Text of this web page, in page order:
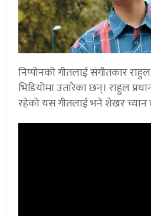
निप्पोनको गीतलाई संगीतकार
भिडियोमा उतारेका छन्। राहुल
रहेको यस गीतलाई भने शेखर